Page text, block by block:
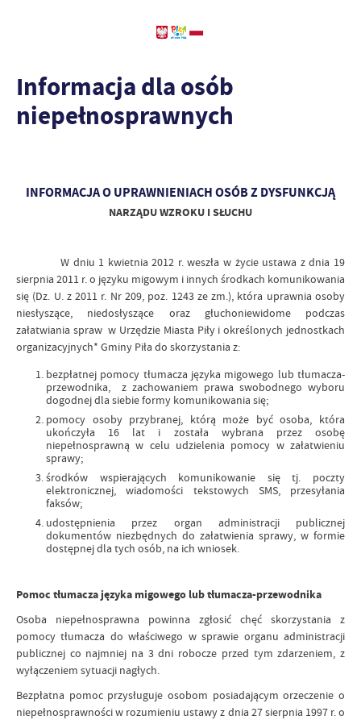
Informacja dla osób
niepełnosprawnych
INFORMACJA O UPRAWNIENIACH OSÓB Z DYSFUNKCJĄ
NARZĄDU WZROKU I SŁUCHU
W dniu 1 kwietnia 2012 r. weszła w życie ustawa z dnia 19
sierpnia 2011 r. o języku migowym i innych środkach komunikowania
się (Dz. U. z 2011 r. Nr 209, poz. 1243 ze zm.), która uprawnia osoby
niesłyszące, niedosłyszące oraz głuchoniewidome podczas
załatwiania spraw w Urzędzie Miasta Piły i określonych jednostkach
organizacyjnych* Gminy Piła do skorzystania z:
bezpłatnej pomocy tłumacza języka migowego lub tłumacza-
przewodnika, z zachowaniem prawa swobodnego wyboru
dogodnej dla siebie formy komunikowania się;
pomocy osoby przybranej, którą może być osoba, która
ukończyła 16 lat i została wybrana przez osobę
niepełnosprawną w celu udzielenia pomocy w załatwieniu
sprawy;
środków wspierających komunikowanie się tj. poczty
elektronicznej, wiadomości tekstowych SMS, przesyłania
faksów;
udostępnienia przez organ administracji publicznej
dokumentów niezbędnych do załatwienia sprawy, w formie
dostępnej dla tych osób, na ich wniosek.
Pomoc tłumacza języka migowego lub tłumacza-przewodnika
Osoba niepełnosprawna powinna zgłosić chęć skorzystania z
pomocy tłumacza do właściwego w sprawie organu administracji
publicznej co najmniej na 3 dni robocze przed tym zdarzeniem, z
wyłączeniem sytuacji nagłych.
Bezpłatna pomoc przysługuje osobom posiadającym orzeczenie o
niepełnosprawności w rozumieniu ustawy z dnia 27 sierpnia 1997 r. o